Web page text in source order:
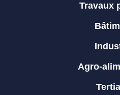
Travaux
Agro-